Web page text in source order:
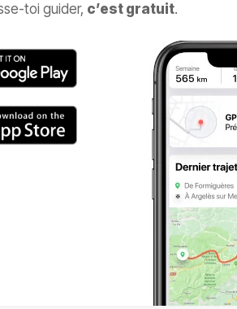
toi guider, c’est gratuit.